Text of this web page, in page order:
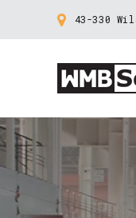
43-330